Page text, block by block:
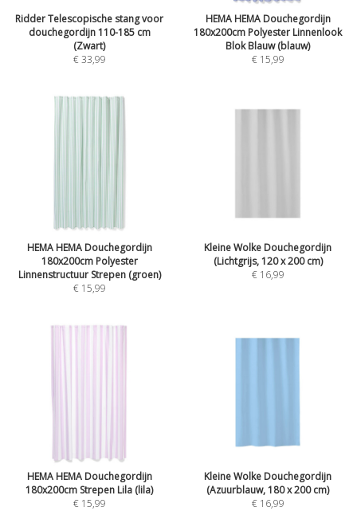
Ridder Telescopische stang voor
douchegordijn 110-185 cm
(Zwart)
€ 33,99
HEMA HEMA Douchegordijn
180x200cm Polyester Linnenlook
Blok Blauw (blauw)
€ 15,99
HEMA HEMA Douchegordijn
180x200cm Polyester
Linnenstructuur Strepen (groen)
€ 15,99
Kleine Wolke Douchegordijn
(Lichtgrijs, 120 x 200 cm)
€ 16,99
HEMA HEMA Douchegordijn
180x200cm Strepen Lila (lila)
€ 15,99
Kleine Wolke Douchegordijn
(Azuurblauw, 180 x 200 cm)
€ 16,99